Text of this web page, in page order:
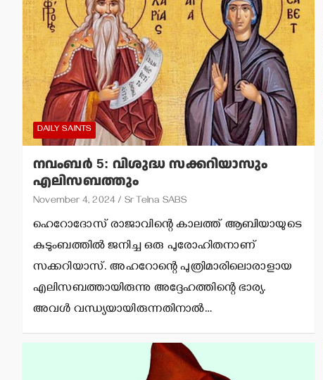
DAILY SAINTS
നവംബര്‍ 5: വിശുദ്ധ സക്കറിയാസും
എലിസബത്തും
November 4, 2024 Sr Telna SABS
ഹെറോദോസ് രാജാവിന്റെ കാലത്ത് ആബിയായുടെ
കുടുംബത്തില്‍ ജനിച്ച ഒരു പുരോഹിതനാണ്
സക്കറിയാസ്. അഹറോന്റെ പുത്രിമാരിലൊരാളായ
എലിസബത്തായിരുന്നു അദ്ദേഹത്തിന്റെ ഭാര്യ.
അവള്‍ വന്ധ്യയായിരുന്നതിനാല്‍…